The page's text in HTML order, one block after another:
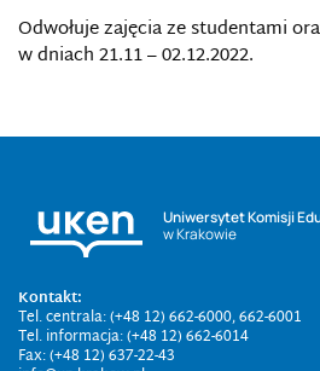
Odwołuje zajęcia ze studentami
w dniach 21.11 – 02.12.2022.
Uniwersytet Komisji
w Krakowie
Kontakt:
Tel. centrala: (+48 12) 662-6000, 662-6001
Tel. informacja: (+48 12) 662-6014
Fax: (+48 12) 637-22-43